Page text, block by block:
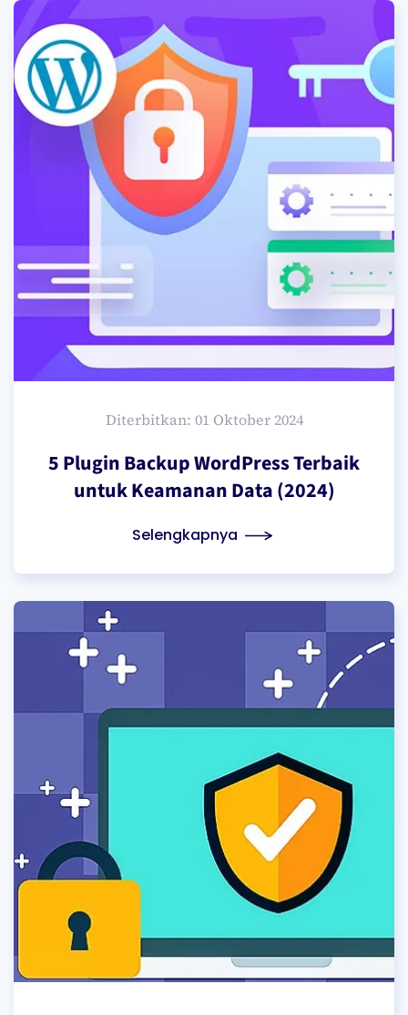
Diterbitkan: 01 Oktober 2024
5 Plugin Backup WordPress Terbaik
untuk Keamanan Data (2024)
Selengkapnya